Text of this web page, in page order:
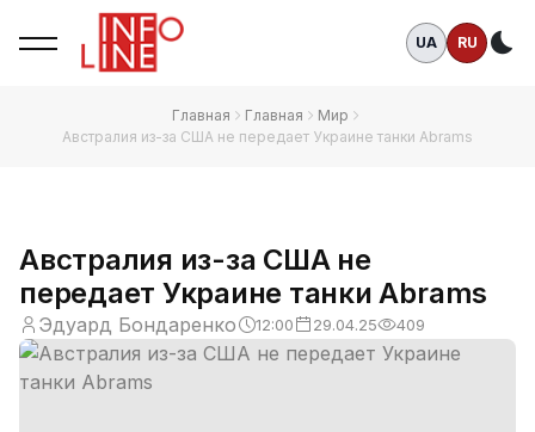
UA RU
Главная Главная
Мир
Австралия из-за США не передает Украине танки Abrams
Австралия из-за США не
передает Украине танки Abrams
Эдуард Бондаренко 12:00 29.04.25 409